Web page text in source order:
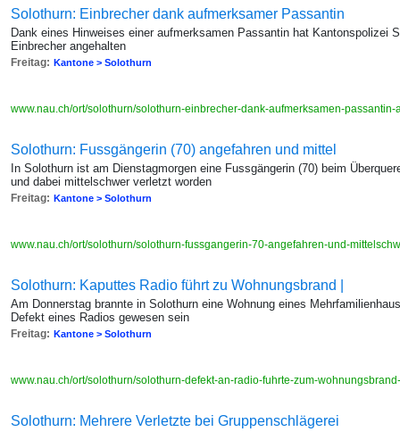
Solothurn: Einbrecher dank aufmerksamer Passantin
Dank eines Hinweises einer aufmerksamen Passantin hat Kantonspolizei
Einbrecher angehalten
Freitag: Kantone > Solothurn
www.nau.ch/ort/solothurn/solothurn-einbrecher-dank-aufmerksamen-
Solothurn: Fussgängerin (70) angefahren und mittel
In Solothurn ist am Dienstagmorgen eine Fussgängerin (70) beim
und dabei mittelschwer verletzt worden
Freitag: Kantone > Solothurn
www.nau.ch/ort/solothurn/solothurn-fussgangerin-70-angefahren-und-
Solothurn: Kaputtes Radio führt zu Wohnungsbrand |
Am Donnerstag brannte in Solothurn eine Wohnung eines
Defekt eines Radios gewesen sein
Freitag: Kantone > Solothurn
www.nau.ch/ort/solothurn/solothurn-defekt-an-radio-fuhrte-zum-
Solothurn: Mehrere Verletzte bei Gruppenschlägerei